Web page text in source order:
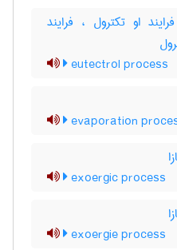
او تکترول ، فرایند
eutectrol process
evaporation
exoergic process
exoergie process